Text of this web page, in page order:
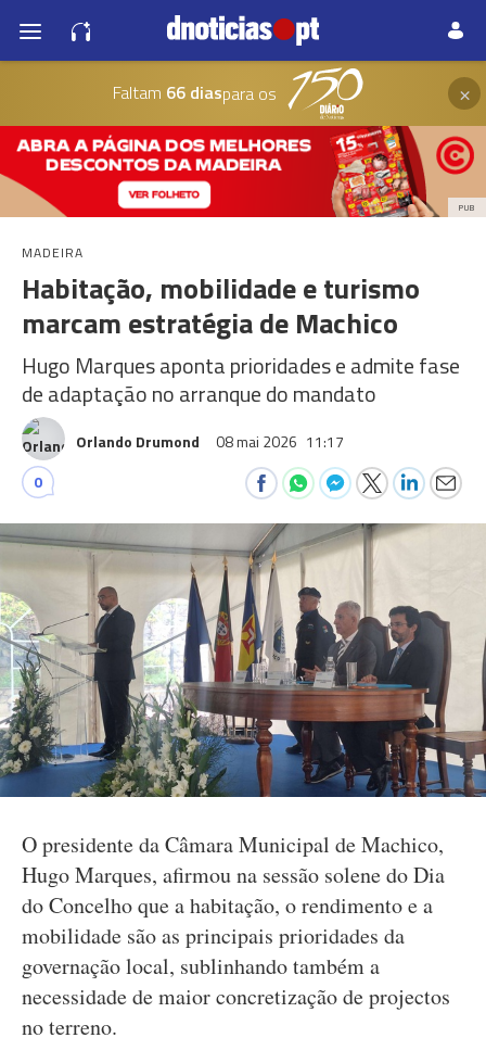
Faltam 66 diaspara os ×
PUB
MADEIRA
Habitação, mobilidade e turismo
marcam estratégia de Machico
Hugo Marques aponta prioridades e admite fase
de adaptação no arranque do mandato
Orlando Drumond 08 mai 2026 11:17
0
O presidente da Câmara Municipal de Machico,
Hugo Marques, afirmou na sessão solene do Dia
do Concelho que a habitação, o rendimento e a
mobilidade são as principais prioridades da
governação local, sublinhando também a
necessidade de maior concretização de projectos
no terreno.